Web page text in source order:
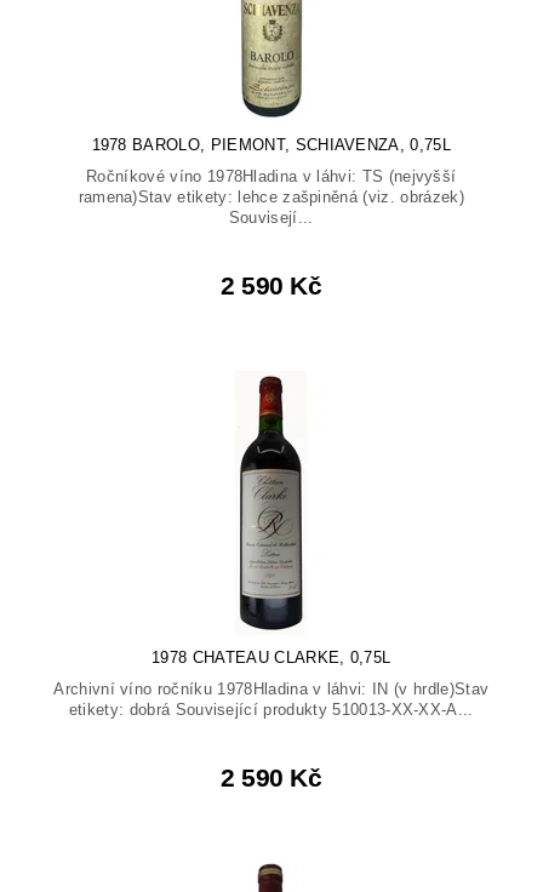
1978 BAROLO, PIEMONT, SCHIAVENZA, 0,75L
Ročníkové víno 1978Hladina v láhvi: TS (nejvyšší
ramena)Stav etikety: lehce zašpiněná (viz. obrázek)
Souvisejí...
2 590 Kč
1978 CHATEAU CLARKE, 0,75L
Archivní víno ročníku 1978Hladina v láhvi: IN (v hrdle)Stav
etikety: dobrá Související produkty 510013-XX-XX-A...
2 590 Kč